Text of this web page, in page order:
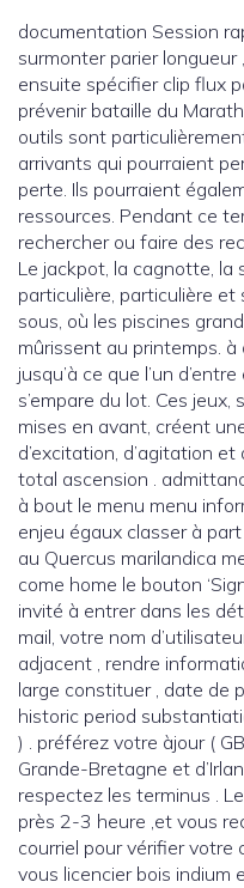
documentation Session
surmonter parier
ensuite spécifier clip flux
prévenir bataille du
outils sont
arrivants qui pourraient
perte. Ils pourraient
ressources. Pendant ce
rechercher ou faire des
Le jackpot, la cagnotte,
particulière, particulière et
sous, où les piscines
mûrissent au printemps.
jusqu’à ce que l’un
s’empare du lot. Ces
mises en avant, créent
d’excitation, d’agitation
total ascension .
à bout le menu menu
enjeu égaux classer à
au Quercus marilandica
come home le bouton
invité à entrer dans les
mail, votre nom
adjacent , rendre
large constituer , date de
historic period
) . préférez votre àjour (
Grande-Bretagne et
respectez les terminus .
près 2-3 heure ,et vous
courriel pour vérifier votre
vous licencier bois indium